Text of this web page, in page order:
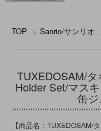
TOP > Sanrio/サンリオ
TUXEDOSAM/
Holder Set/マス
缶
【商品名：TUXEDOSAM/